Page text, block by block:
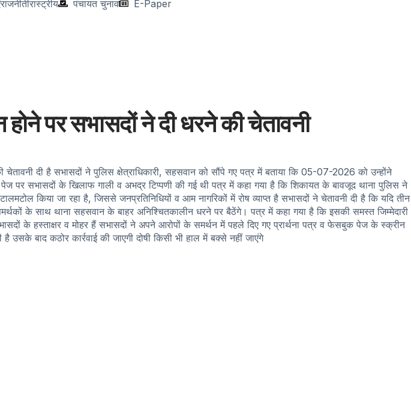
राजनीतीरास्ट्रीय पंचायत चुनाव E-Paper
पर सभासदों ने दी धरने की चेतावनी
दी है सभासदों ने पुलिस क्षेत्राधिकारी, सहसवान को सौंपे गए पत्र में बताया कि 05-07-2026 को उन्होंने
सभासदों के खिलाफ गाली व अभद्र टिप्पणी की गई थी पत्र में कहा गया है कि शिकायत के बावजूद थाना पुलिस ने
किया जा रहा है, जिससे जनप्रतिनिधियों व आम नागरिकों में रोष व्याप्त है सभासदों ने चेतावनी दी है कि यदि तीन
के साथ थाना सहसवान के बाहर अनिश्चितकालीन धरने पर बैठेंगे। पत्र में कहा गया है कि इसकी समस्त जिम्मेदारी
के हस्ताक्षर व मोहर हैं सभासदों ने अपने आरोपों के समर्थन में पहले दिए गए प्रार्थना पत्र व फेसबुक पेज के स्क्रीन
बाद कठोर कार्रवाई की जाएगी दोषी किसी भी हाल में बक्से नहीं जाएंगे